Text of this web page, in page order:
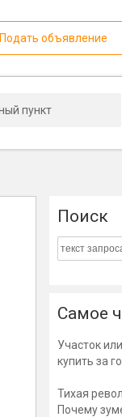
Подать объявление
Поиск
Самое
Участок
купить за
Тихая
Почему